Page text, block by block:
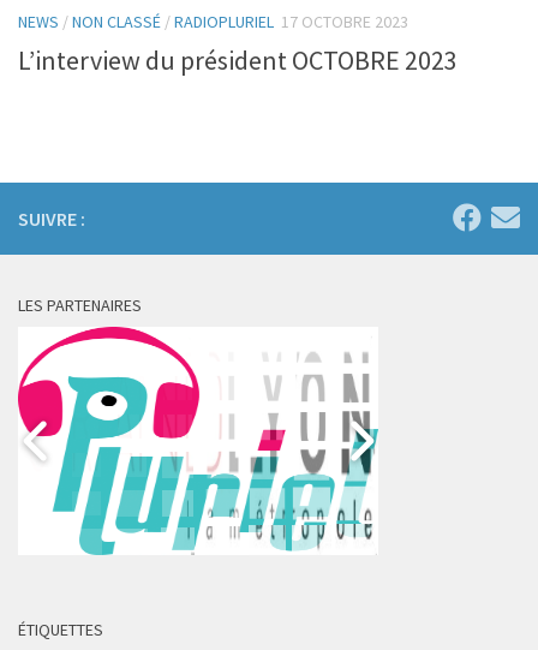
NEWS /NON CLASSÉ /RADIOPLURIEL 17 OCTOBRE 2023
L’interview du président OCTOBRE 2023
SUIVRE :
LES PARTENAIRES
ÉTIQUETTES